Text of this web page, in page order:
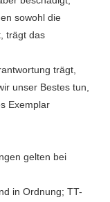
sowohl die
trägt das
trägt,
unser Bestes tun,
Exemplar
gelten bei
in Ordnung; TT-